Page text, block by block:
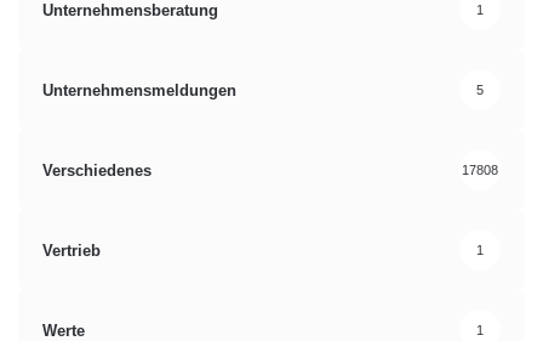
Unternehmensberatung 1
Unternehmensmeldungen 5
Verschiedenes 17808
Vertrieb 1
Werte 1